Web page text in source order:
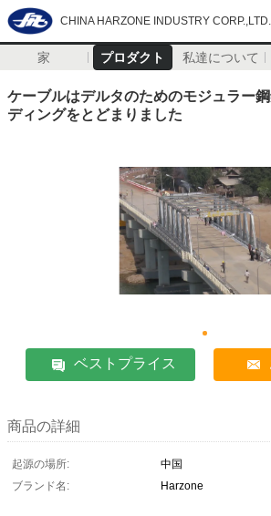
CHINA HARZONE INDUSTRY CORP.,LTD.
家 プロダクト 私達について
ケーブルはデルタのためのモジュラー
ディングをとどまりました
ベストプライス
商品の詳細
起源の場所:
中国
ブランド名:
Harzone